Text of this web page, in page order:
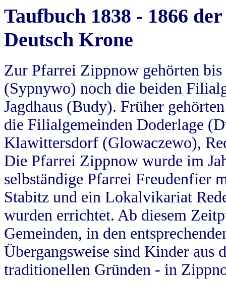
Taufbuch 1838 - 1866
Deutsch Krone
Zur Pfarrei Zippnow gehörten
(Sypnywo) noch die beiden
Jagdhaus (Budy). Früher
die Filialgemeinden Doderlage
Klawittersdorf (Glowaczewo),
Die Pfarrei Zippnow wurde im
selbständige Pfarrei Freudenfier
Stabitz und ein Lokalvikariat
wurden errichtet. Ab diesem
Gemeinden, in den
Übergangsweise sind Kinder aus
traditionellen Gründen - in